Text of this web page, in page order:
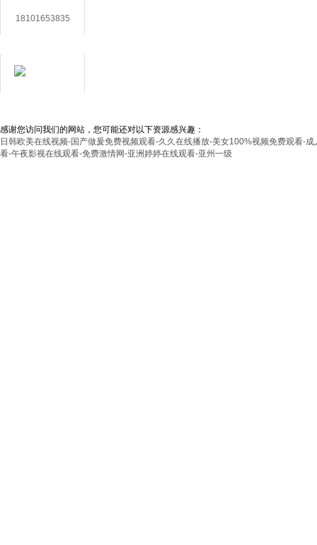
(zhèn)九新公路2888號5號樓
備件銷售電話 Tel： 傳真 Fax：86-
E-mail：
3406987865@qq.com
18101653835
感谢您访问我们的网站，您可能还对以下资源感兴趣：
日韩欧美在线视频-国产做爰免费视频观看-久久在线播放-美女100%视频免费观看-
看-午夜影视在线观看-免费激情网-亚洲婷婷在线观看-亚州一级